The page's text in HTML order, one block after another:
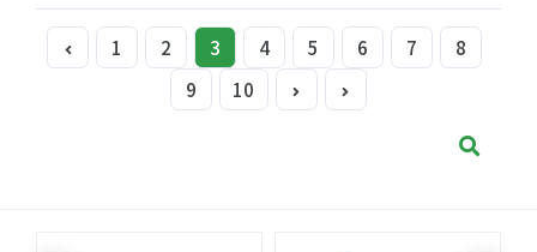
1 2 3 4 5 6 7
8
9
10